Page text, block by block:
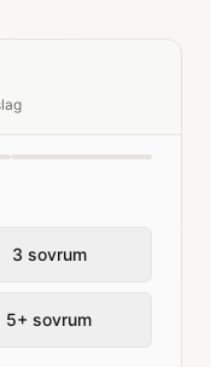
3 sovrum
5+ sovrum